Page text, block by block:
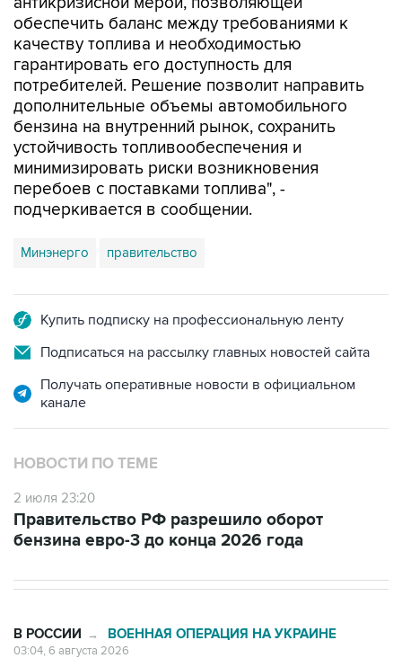
обеспечить баланс между требованиями к
качеству топлива и необходимостью
гарантировать его доступность для
потребителей. Решение позволит направить
дополнительные объемы автомобильного
бензина на внутренний рынок, сохранить
устойчивость топливообеспечения и
минимизировать риски возникновения
перебоев с поставками топлива", -
подчеркивается в сообщении.
Минэнерго правительство
Купить подписку на профессиональную ленту
Подписаться на рассылку главных новостей сайта
Получать оперативные новости в официальном
канале
НОВОСТИ ПО ТЕМЕ
2 июля 23:20
Правительство РФ разрешило оборот
бензина евро-3 до конца 2026 года
В РОССИИ → ВОЕННАЯ ОПЕРАЦИЯ НА УКРАИНЕ
03:04, 6 августа 2026